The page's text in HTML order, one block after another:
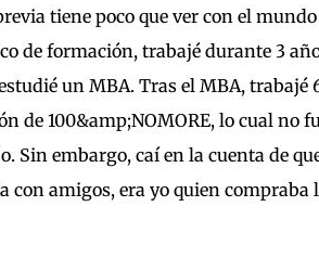
tiene poco que ver con el
de formación, trabajé durante 3
un MBA. Tras el MBA,
de 100&amp;NOMORE, lo cual
Sin embargo, caí en la cuenta de
con amigos, era yo quien